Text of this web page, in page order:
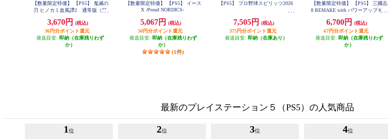
【数量限定特価】 【PS5】 鬼滅の
刃 ヒノカミ血風譚2 通常版（特
ース[4種セット]付き）
3,670円
(税込)
36円分ポイント還元
発送目安: 即納（在庫残りわず
か）
【数量限定特価】 【PS5】 イース
X -Proud NORDICS-
5,067円
(税込)
50円分ポイント還元
発送目安: 即納（在庫残りわず
か）
(1件)
【PS5】 プロ野球スピリッツ2026
7,505円
(税込)
375円分ポイント還元
発送目安: 即納（在庫あり）
【数量限定特価】 【PS5】 三國志
8 REMAKE with パワーアップキッ
6,700円
(税込)
67円分ポイント還元
発送目安: 即納（在庫残りわず
か）
最新のプレイステーション５（PS5）の人気商品
1 位 2位 3位 4位